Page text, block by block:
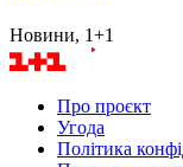
Новини, 1+1
Про проєкт
Угода
Політика